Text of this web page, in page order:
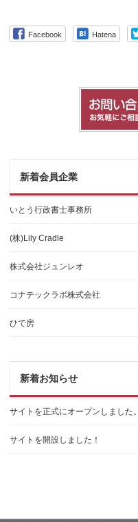
Facebook Hatena
新着会員企業
いとう行政書士事務所
(株)Lily Cradle
株式会社ジュンレオ
コナテックラボ株式会社
ひで房
新着お知らせ
サイトを正式にオープンしました。
サイトを開設しました！